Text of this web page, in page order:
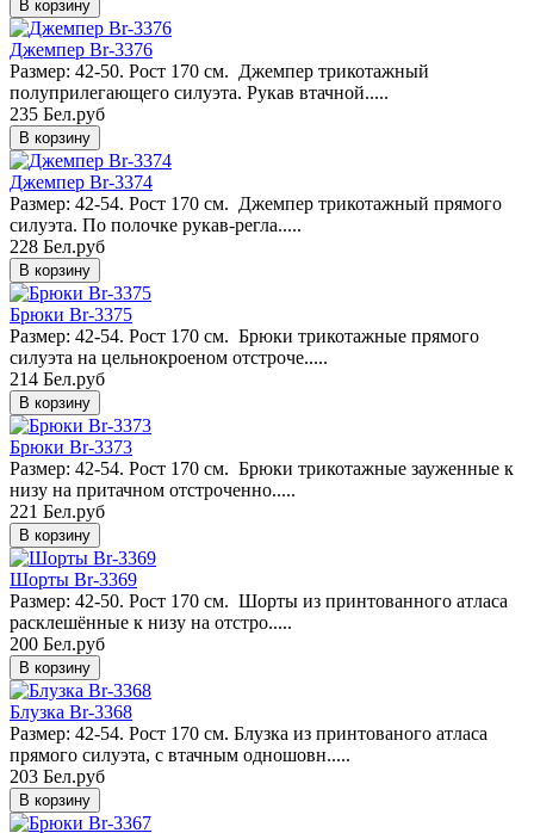
Джемпер Br-3376
Размер: 42-50. Рост 170 см. Джемпер трикотажный
полуприлегающего силуэта. Рукав втачной.....
235 Бел.руб
Джемпер Br-3374
Размер: 42-54. Рост 170 см. Джемпер трикотажный прямого
силуэта. По полочке рукав-регла.....
228 Бел.руб
Брюки Br-3375
Размер: 42-54. Рост 170 см. Брюки трикотажные прямого
силуэта на цельнокроеном отстроче.....
214 Бел.руб
Брюки Br-3373
Размер: 42-54. Рост 170 см. Брюки трикотажные зауженные к
низу на притачном отстроченно.....
221 Бел.руб
Шорты Br-3369
Размер: 42-50. Рост 170 см. Шорты из принтованного атласа
расклешённые к низу на отстро.....
200 Бел.руб
Блузка Br-3368
Размер: 42-54. Рост 170 см. Блузка из принтованого атласа
прямого силуэта, с втачным одношовн.....
203 Бел.руб